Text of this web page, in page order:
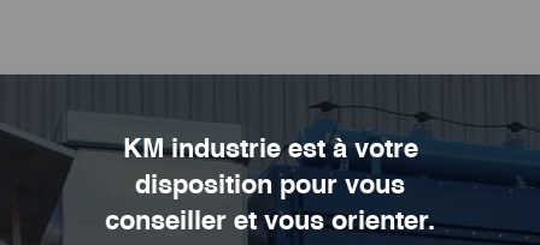
KM industrie est à votre
disposition pour vous
conseiller et vous orienter.